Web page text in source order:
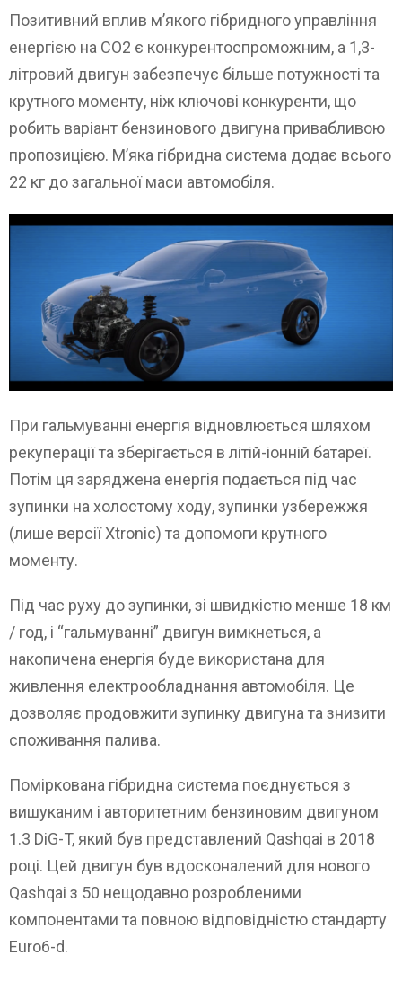
Позитивний вплив м’якого гібридного управління
енергією на CO2 є конкурентоспроможним, а 1,3-
літровий двигун забезпечує більше потужності та
крутного моменту, ніж ключові конкуренти, що
робить варіант бензинового двигуна привабливою
пропозицією. М’яка гібридна система додає всього
22 кг до загальної маси автомобіля.
При гальмуванні енергія відновлюється шляхом
рекуперації та зберігається в літій-іонній батареї.
Потім ця заряджена енергія подається під час
зупинки на холостому ходу, зупинки узбережжя
(лише версії Xtronic) та допомоги крутного
моменту.
Під час руху до зупинки, зі швидкістю менше 18 км
/ год, і “гальмуванні” двигун вимкнеться, а
накопичена енергія буде використана для
живлення електрообладнання автомобіля. Це
дозволяє продовжити зупинку двигуна та знизити
споживання палива.
Поміркована гібридна система поєднується з
вишуканим і авторитетним бензиновим двигуном
1.3 DiG-T, який був представлений Qashqai в 2018
році. Цей двигун був вдосконалений для нового
Qashqai з 50 нещодавно розробленими
компонентами та повною відповідністю стандарту
Euro6-d.